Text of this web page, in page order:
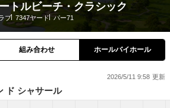
トルビーチ・クラシック
ブ 7347ヤード パー71
組み合わせ ホールバイホール
2026/5/11 9:58
ド シャサール